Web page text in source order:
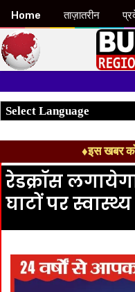
♦इस खबर
रेडक्रॉस
घाटों पर
Home ताज़ातरीन